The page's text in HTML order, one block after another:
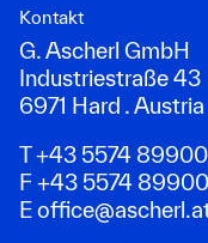
Kontakt
G. Ascherl GmbH
Industriestraße 43
6971 Hard . Austria
T +43 5574
F +43 5574
E